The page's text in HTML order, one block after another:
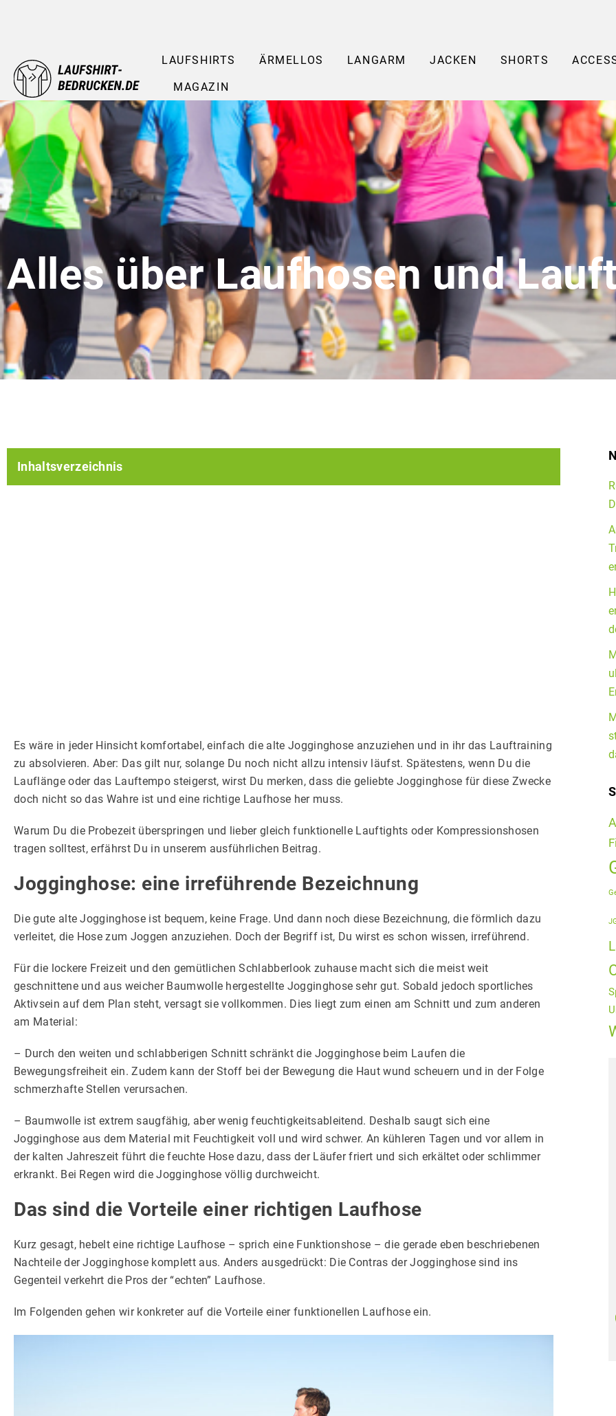
LAUFSHIRTS ÄRMELLOS LANGARM JACKEN SHORTS
MAGAZIN
Alles über Laufhosen und
Inhaltsverzeichnis
Es wäre in jeder Hinsicht komfortabel, einfach die alte Jogginghose anzuziehen und in ihr das Lauftraining
zu absolvieren. Aber: Das gilt nur, solange Du noch nicht allzu intensiv läufst. Spätestens, wenn Du die
Lauflänge oder das Lauftempo steigerst, wirst Du merken, dass die geliebte Jogginghose für diese Zwecke
doch nicht so das Wahre ist und eine richtige Laufhose her muss.
Warum Du die Probezeit überspringen und lieber gleich funktionelle Lauftights oder Kompressionshosen
tragen solltest, erfährst Du in unserem ausführlichen Beitrag.
Jogginghose: eine irreführende Bezeichnung
Die gute alte Jogginghose ist bequem, keine Frage. Und dann noch diese Bezeichnung, die förmlich dazu
verleitet, die Hose zum Joggen anzuziehen. Doch der Begriff ist, Du wirst es schon wissen, irreführend.
Für die lockere Freizeit und den gemütlichen Schlabberlook zuhause macht sich die meist weit
geschnittene und aus weicher Baumwolle hergestellte Jogginghose sehr gut. Sobald jedoch sportliches
Aktivsein auf dem Plan steht, versagt sie vollkommen. Dies liegt zum einen am Schnitt und zum anderen
am Material:
– Durch den weiten und schlabberigen Schnitt schränkt die Jogginghose beim Laufen die
Bewegungsfreiheit ein. Zudem kann der Stoff bei der Bewegung die Haut wund scheuern und in der Folge
schmerzhafte Stellen verursachen.
– Baumwolle ist extrem saugfähig, aber wenig feuchtigkeitsableitend. Deshalb saugt sich eine
Jogginghose aus dem Material mit Feuchtigkeit voll und wird schwer. An kühleren Tagen und vor allem in
der kalten Jahreszeit führt die feuchte Hose dazu, dass der Läufer friert und sich erkältet oder schlimmer
erkrankt. Bei Regen wird die Jogginghose völlig durchweicht.
Das sind die Vorteile einer richtigen Laufhose
Kurz gesagt, hebelt eine richtige Laufhose – sprich eine Funktionshose – die gerade eben beschriebenen
Nachteile der Jogginghose komplett aus. Anders ausgedrückt: Die Contras der Jogginghose sind ins
Gegenteil verkehrt die Pros der “echten” Laufhose.
Im Folgenden gehen wir konkreter auf die Vorteile einer funktionellen Laufhose ein.
Sicher
Keine
Mengen-
Jetzt
gestalten​
Sicher
Keine
gestalten​